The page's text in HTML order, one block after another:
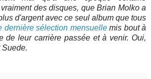
des disques, que Brian Molko a
d'argent avec ce seul album que tous
dernière sélection mensuellemis bout à
de leur carrière passée et à venir. Oui,
Suede.